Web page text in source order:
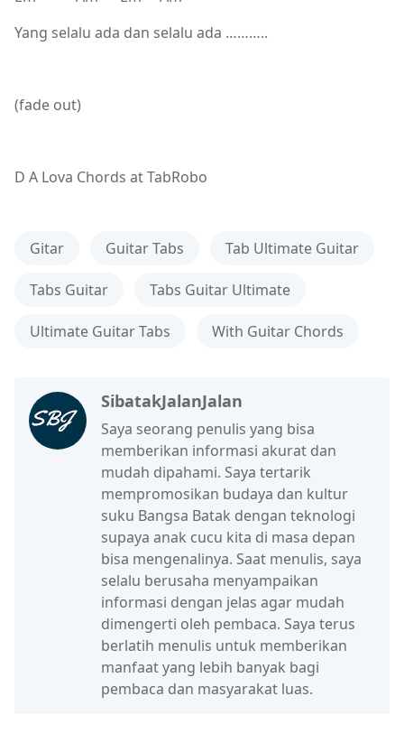
Yang selalu ada dan selalu ada ………..
(fade out)
D A Lova Chords at TabRobo
Gitar Guitar Tabs Tab Ultimate Guitar
Tabs Guitar Tabs Guitar Ultimate
Ultimate Guitar Tabs With Guitar Chords
SibatakJalanJalan
Saya seorang penulis yang bisa
memberikan informasi akurat dan
mudah dipahami. Saya tertarik
mempromosikan budaya dan kultur
suku Bangsa Batak dengan teknologi
supaya anak cucu kita di masa depan
bisa mengenalinya. Saat menulis, saya
selalu berusaha menyampaikan
informasi dengan jelas agar mudah
dimengerti oleh pembaca. Saya terus
berlatih menulis untuk memberikan
manfaat yang lebih banyak bagi
pembaca dan masyarakat luas.